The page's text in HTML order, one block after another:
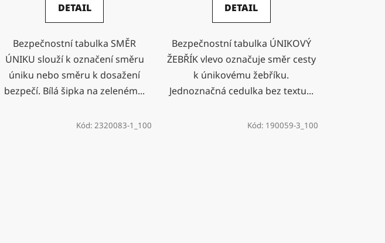
DETAIL
Bezpečnostní tabulka SMĚR
ÚNIKU slouží k označení směru
úniku nebo směru k dosažení
bezpečí. Bílá šipka na zeleném...
DETAIL
Bezpečnostní tabulka ÚNIKOVÝ
ŽEBŘÍK vlevo označuje směr cesty
k únikovému žebříku.
Jednoznačná cedulka bez textu...
Kód: 2320083-1_100 Kód: 190059-3_100